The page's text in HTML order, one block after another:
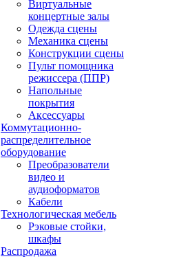
Виртуальные
концертные залы
Одежда сцены
Механика сцены
Конструкции сцены
Пульт помощника
режиссера (ППР)
Напольные
покрытия
Аксессуары
Коммутационно-
распределительное
оборудование
Преобразователи
видео и
аудиоформатов
Кабели
Технологическая мебель
Рэковые стойки,
шкафы
Распродажа